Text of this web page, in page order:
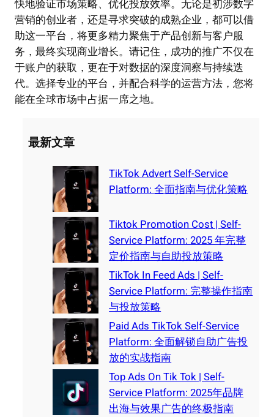
快地验证市场策略、优化投放效率。无论是初涉数字
营销的创业者，还是寻求突破的成熟企业，都可以借
助这一平台，将更多精力聚焦于产品创新与客户服
务，最终实现商业增长。请记住，成功的推广不仅在
于账户的获取，更在于对数据的深度洞察与持续迭
代。选择专业的平台，并配合科学的运营方法，您将
能在全球市场中占据一席之地。
最新文章
TikTok Advert Self-Service
Platform: 全面指南与优化策略
Tiktok Promotion Cost | Self-
Service Platform: 2025 年完整
定价指南与自助投放策略
TikTok In Feed Ads | Self-
Service Platform: 完整操作指南
与投放策略
Paid Ads TikTok Self-Service
Platform: 全面解锁自助广告投
放的实战指南
Top Ads On Tik Tok | Self-
Service Platform: 2025年品牌
出海与效果广告的终极指南